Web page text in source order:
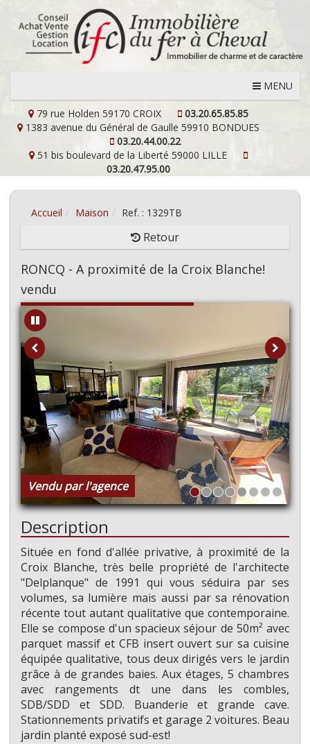
MENU
79 rue Holden 59170 CROIX
03.20.65.85.85
1383 avenue du Général de Gaulle 59910 BONDUES
03.20.44.00.22
51 bis boulevard de la Liberté 59000 LILLE
03.20.47.95.00
Accueil Maison Ref. : 1329TB
Retour
RONCQ - A proximité de la Croix Blanche!
vendu
Vendu par l'agence
Description
Située en fond d'allée privative, à proximité de la
Croix Blanche, très belle propriété de l'architecte
"Delplanque" de 1991 qui vous séduira par ses
volumes, sa lumière mais aussi par sa rénovation
récente tout autant qualitative que contemporaine.
Elle se compose d'un spacieux séjour de 50m² avec
parquet massif et CFB insert ouvert sur sa cuisine
équipée qualitative, tous deux dirigés vers le jardin
grâce à de grandes baies. Aux étages, 5 chambres
avec rangements dt une dans les combles,
SDB/SDD et SDD. Buanderie et grande cave.
Stationnements privatifs et garage 2 voitures. Beau
jardin planté exposé sud-est!